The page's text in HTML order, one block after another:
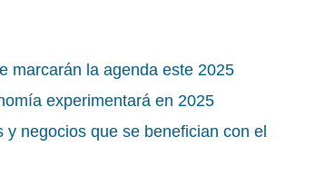
marcarán la agenda este 2025
experimentará en 2025
negocios que se benefician con el